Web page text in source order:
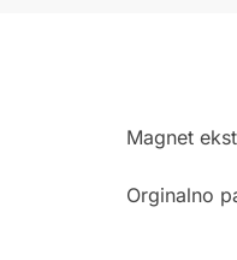
Magnet
Orginalno